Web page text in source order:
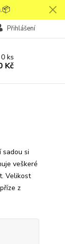
Přihlášení
0ks
Kč
sadou si
veškeré
Velikost
z